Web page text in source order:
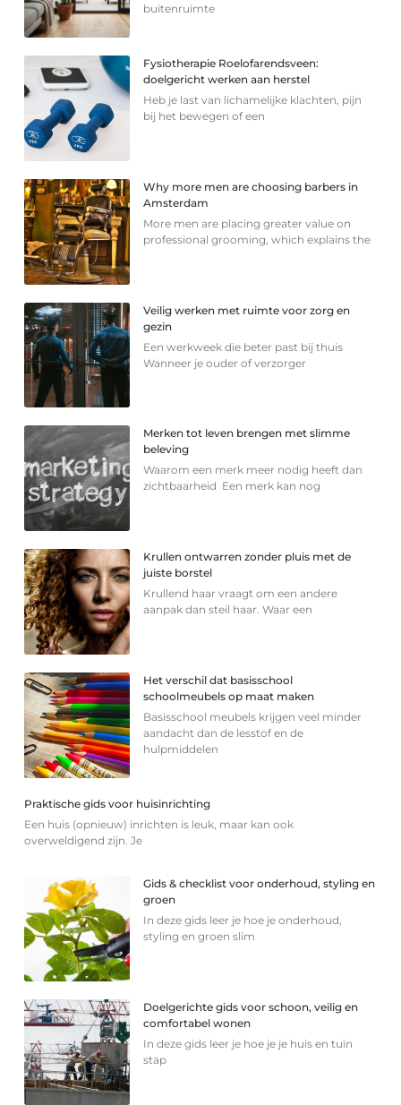
buitenruimte
Fysiotherapie Roelofarendsveen:
doelgericht werken aan herstel
Heb je last van lichamelijke klachten, pijn
bij het bewegen of een
Why more men are choosing barbers in
Amsterdam
More men are placing greater value on
professional grooming, which explains the
Veilig werken met ruimte voor zorg en
gezin
Een werkweek die beter past bij thuis
Wanneer je ouder of verzorger
Merken tot leven brengen met slimme
beleving
Waarom een merk meer nodig heeft dan
zichtbaarheid Een merk kan nog
Krullen ontwarren zonder pluis met de
juiste borstel
Krullend haar vraagt om een andere
aanpak dan steil haar. Waar een
Het verschil dat basisschool
schoolmeubels op maat maken
Basisschool meubels krijgen veel minder
aandacht dan de lesstof en de
hulpmiddelen
Praktische gids voor huisinrichting
Een huis (opnieuw) inrichten is leuk, maar kan ook
overweldigend zijn. Je
Gids & checklist voor onderhoud, styling en
groen
In deze gids leer je hoe je onderhoud,
styling en groen slim
Doelgerichte gids voor schoon, veilig en
comfortabel wonen
In deze gids leer je hoe je je huis en tuin
stap